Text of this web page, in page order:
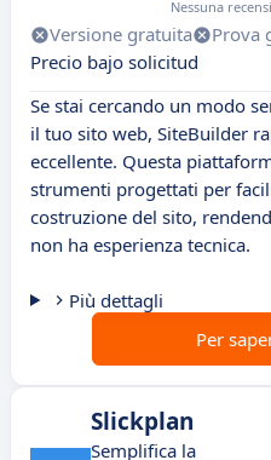
Nessuna
Versione gratuita Prova
Precio bajo solicitud
Se stai cercando un modo
il tuo sito web, SiteBuilder
eccellente. Questa
strumenti progettati per
costruzione del sito,
non ha esperienza tecnica.
Più dettagli
Per
Slickplan
Semplifica la